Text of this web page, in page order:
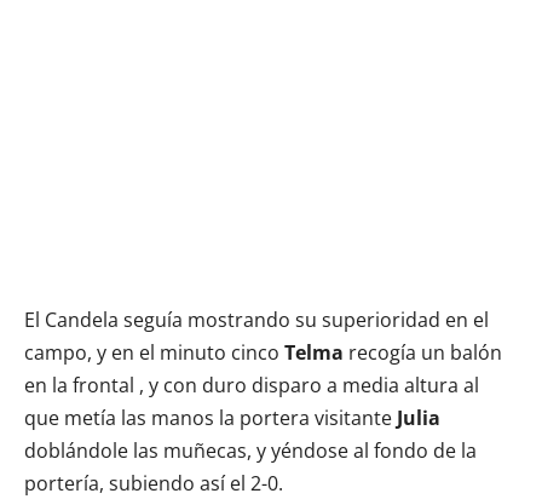
El Candela seguía mostrando su superioridad en el
campo, y en el minuto cinco Telma recogía un balón
en la frontal , y con duro disparo a media altura al
que metía las manos la portera visitante Julia
doblándole las muñecas, y yéndose al fondo de la
portería, subiendo así el 2-0.